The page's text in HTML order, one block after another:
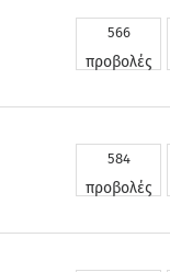
566
προβολές
584
προβολές